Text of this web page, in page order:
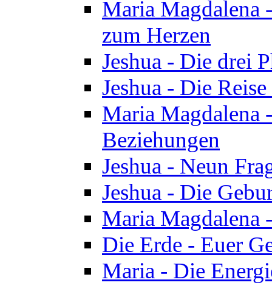
Maria Magdalena
zum Herzen
Jeshua - Die drei
Jeshua - Die
Maria Magdalena
Beziehungen
Jeshua - Neun
Jeshua - Die
Maria Magdalena
Die Erde - Euer
Maria - Die